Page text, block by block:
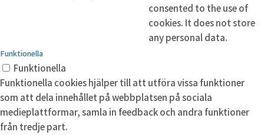
consented to the use of
cookies. It does not store
any personal data.
Funktionella
Funktionella
Funktionella cookies hjälper till att utföra vissa funktioner
som att dela innehållet på webbplatsen på sociala
medieplattformar, samla in feedback och andra funktioner
från tredje part.